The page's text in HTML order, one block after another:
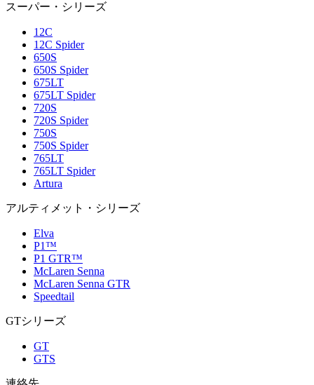
スーパー・シリーズ
12C
12C Spider
650S
650S Spider
675LT
675LT Spider
720S
720S Spider
750S
750S Spider
765LT
765LT Spider
Artura
アルティメット・シリーズ
Elva
P1™
P1 GTR™
McLaren Senna
McLaren Senna GTR
Speedtail
GTシリーズ
GT
GTS